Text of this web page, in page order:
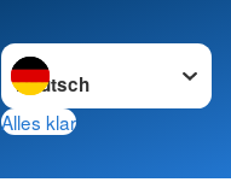
Sprache wechseln zu
Alles klar